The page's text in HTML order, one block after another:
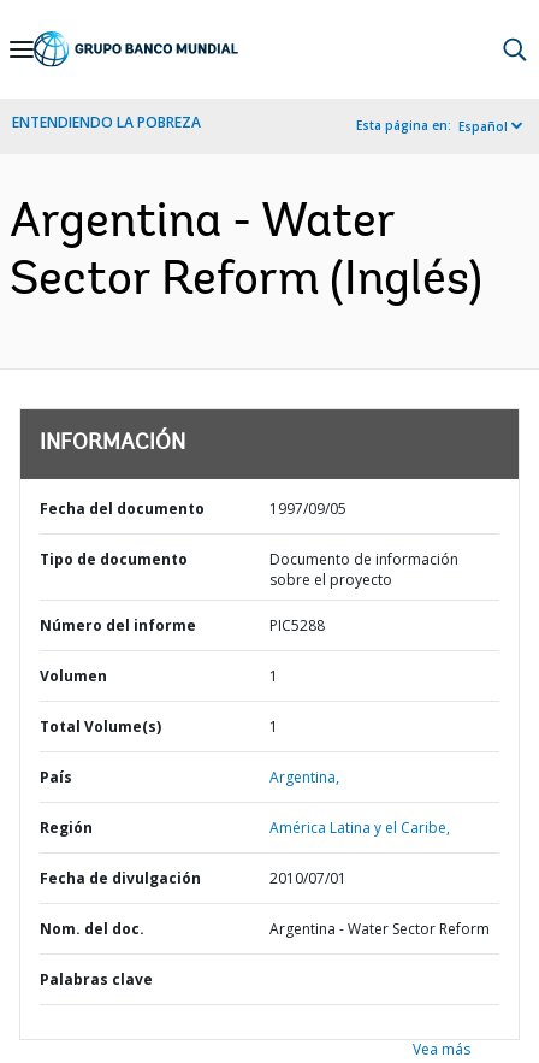
Skip
Navigation
ENTENDIENDO LA POBREZA Esta página en: Español
Argentina - Water
Sector Reform (Inglés)
INFORMACIÓN
Fecha del documento 1997/09/05
Tipo de documento
Documento de información
sobre el proyecto
Número del informe PIC5288
Volumen 1
Total Volume(s) 1
País Argentina,
Región América Latina y el Caribe,
Fecha de divulgación 2010/07/01
Nom. del doc. Argentina - Water Sector Reform
Palabras clave
Vea más